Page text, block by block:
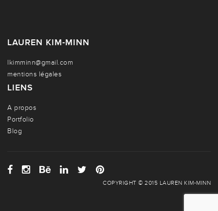
LAUREN KIM-MINN
lkimminn@gmail.com
mentions légales
LIENS
A propos
Portfolio
Blog
COPYRIGHT © 2015 LAUREN KIM-MINN